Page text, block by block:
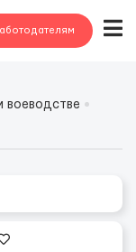
воеводстве